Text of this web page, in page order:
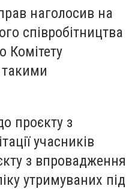
наголосив на
співробітництва
Комітету
проєкту з
учасників
з впровадження
утримуваних під